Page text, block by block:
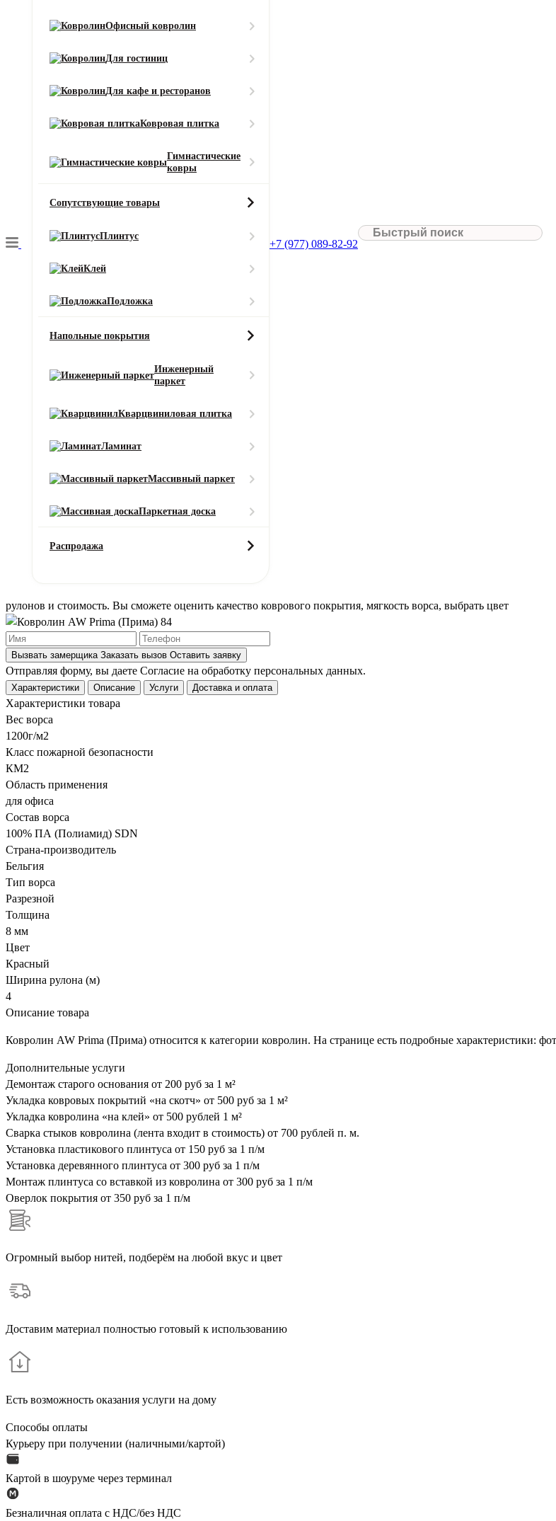
Офисный ковролин
Для гостиниц
Для кафе и ресторанов
Ковровая плитка
Гимнастические
ковры
Сопутствующие товары
Плинтус
Клей
Подложка
Напольные покрытия
Инженерный
паркет
Кварцвиниловая плитка
Ламинат
Массивный паркет
Паркетная доска
Распродажа
+7 (977) 089-82-92
Тип ворса
Цвет
Ширина рулона (м)
Смотреть все характеристики
Ширина (м)
Кол-во в м2 Или укажите нужное количество в м2
Цена за 1 м :
Итого к оплате:
Добавить в корзину
рулонов и стоимость. Вы сможете оценить качество коврового покрытия, мягкость ворса, выбрать цвет
Вызвать замерщика Заказать вызов Оставить заявку
Отправляя форму, вы даете Согласие на обработку персональных данных.
Характеристики Описание Услуги Доставка и оплата
Характеристики товара
Вес ворса
1200г/м2
Класс пожарной безопасности
КМ2
Область применения
для офиса
Состав ворса
100% ПА (Полиамид) SDN
Страна-производитель
Бельгия
Тип ворса
Разрезной
Толщина
8 мм
Цвет
Красный
Ширина рулона (м)
4
Описание товара
Ковролин AW Prima (Прима) относится к категории ковролин. На странице есть подробные характеристики:
Дополнительные услуги
Демонтаж старого основания от 200 руб за 1 м²
Укладка ковровых покрытий «на скотч» от 500 руб за 1 м²
Укладка ковролина «на клей» от 500 рублей 1 м²
Сварка стыков ковролина (лента входит в стоимость) от 700 рублей п. м.
Установка пластикового плинтуса от 150 руб за 1 п/м
Установка деревянного плинтуса от 300 руб за 1 п/м
Монтаж плинтуса со вставкой из ковролина от 300 руб за 1 п/м
Оверлок покрытия от 350 руб за 1 п/м
Огромный выбор нитей, подберём на любой вкус и цвет
Доставим материал полностью готовый к использованию
Есть возможность оказания услуги на дому
Способы оплаты
Курьеру при получении (наличными/картой)
Картой в шоуруме через терминал
Безналичная оплата с НДС/без НДС